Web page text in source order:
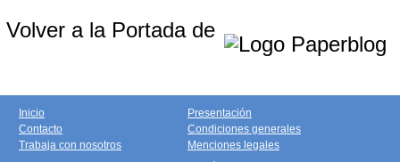
Volver a la Portada de
Inicio
Contacto
Trabaja con nosotros
Presentación
Condiciones generales
Menciones legales